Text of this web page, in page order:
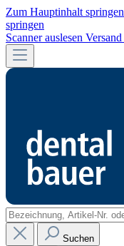
Zum Hauptinhalt springen
springen
Scanner auslesen Versand
Suchen